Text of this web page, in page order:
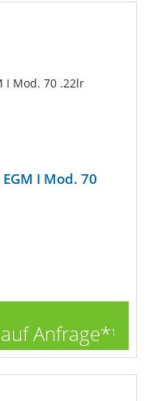
I Mod. 70
Anfrage*1